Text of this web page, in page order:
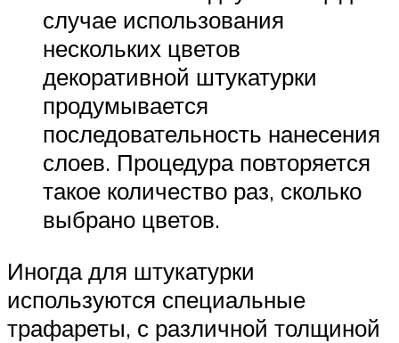
случае использования
нескольких цветов
декоративной штукатурки
продумывается
последовательность нанесения
слоев. Процедура повторяется
такое количество раз, сколько
выбрано цветов.
Иногда для штукатурки
используются специальные
трафареты, с различной толщиной